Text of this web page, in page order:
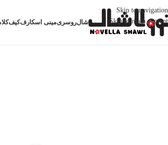
Skip to navigation
Skip to main content
شالروسریمینی اسکارفکیف